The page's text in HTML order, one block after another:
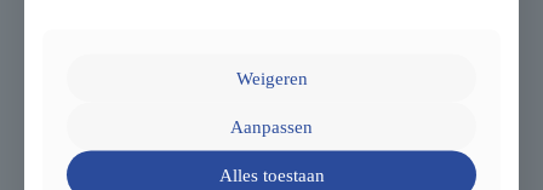
Eindhoven, Noord-Brabant
Caravans in Eindhoven, Noord-Brabant: Verkoop en verhuur
Weigeren
Aanpassen
Alles toestaan